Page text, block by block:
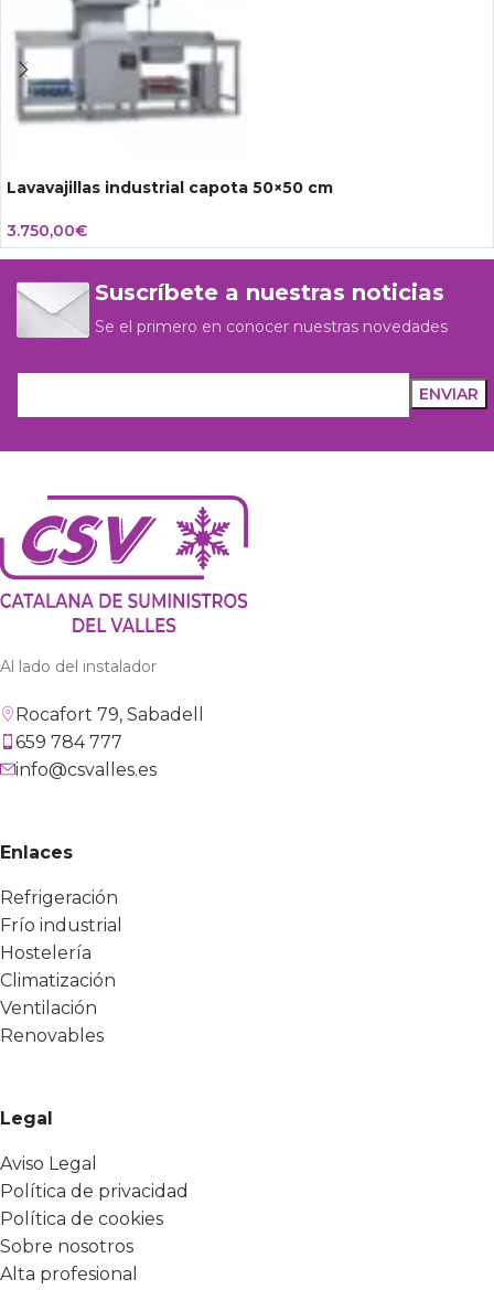
Lavavajillas industrial capota 50×50 cm
3.750,00€
Suscríbete a nuestras noticias
Se el primero en conocer nuestras novedades
Al lado del instalador
Rocafort 79, Sabadell
659 784 777
info@csvalles.es
Enlaces
Refrigeración
Frío industrial
Hostelería
Climatización
Ventilación
Renovables
Legal
Aviso Legal
Política de privacidad
Política de cookies
Sobre nosotros
Alta profesional